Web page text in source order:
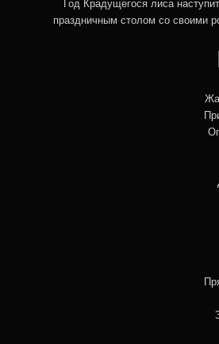
Год Крадущегося лиса
праздничным столом со своими